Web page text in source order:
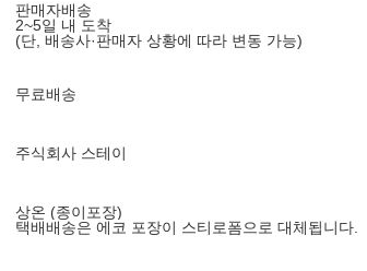
판매자배송
2~5일 내 도착
(단, 배송사·판매자 상황에 따라 변동 가능)
무료배송
주식회사 스테이
상온 (종이포장)
택배배송은 에코 포장이 스티로폼으로 대체됩니다.